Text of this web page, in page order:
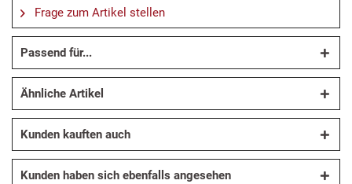
Frage zum Artikel stellen
Passend für...
Ähnliche Artikel
Kunden kauften auch
Kunden haben sich ebenfalls angesehen